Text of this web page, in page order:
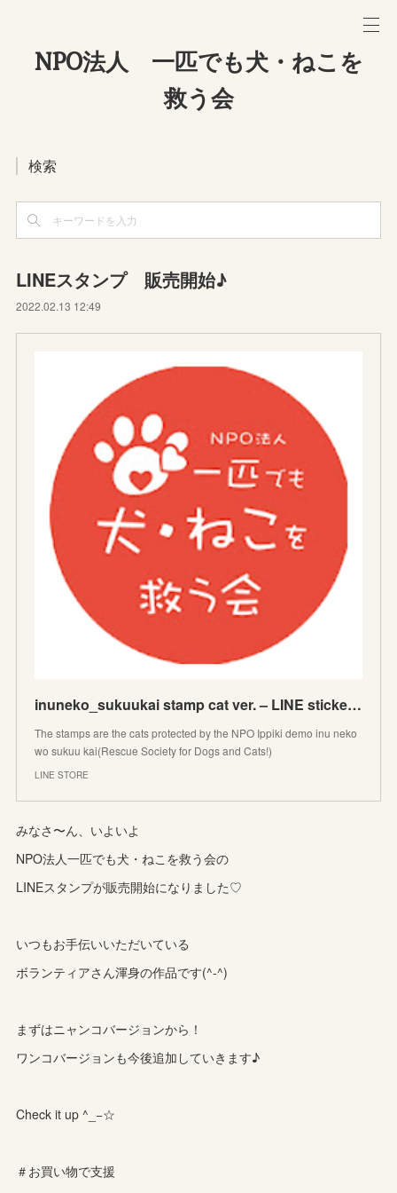
NPO法人 一匹でも犬・ねこを
救う会
検索
LINEスタンプ 販売開始♪
2022.02.13 12:49
inuneko_sukuukai stamp cat ver. – LINE stickers | LINE STORE
The stamps are the cats protected by the NPO Ippiki demo inu neko
wo sukuu kai(Rescue Society for Dogs and Cats!)
LINE STORE
みなさ〜ん、いよいよ
NPO法人一匹でも犬・ねこを救う会の
LINEスタンプが販売開始になりました♡
いつもお手伝いいただいている
ボランティアさん渾身の作品です(^-^)
まずはニャンコバージョンから！
ワンコバージョンも今後追加していきます♪
Check it up ^_−☆
＃お買い物で支援